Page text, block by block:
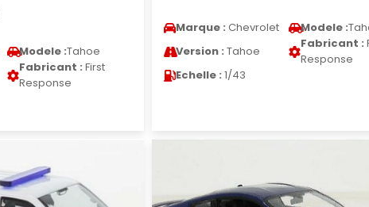
Modele :Tahoe
Fabricant : First
Response
Marque : Chevrolet Modele :
Version : Tahoe
Fabricant :
Response
Echelle : 1/43